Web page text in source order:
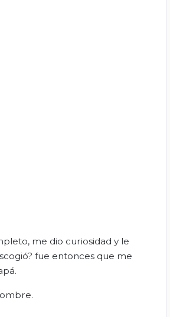
me dio curiosidad y le
fue entonces que me